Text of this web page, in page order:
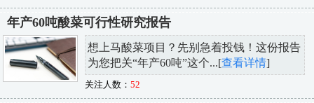
年产60吨酸菜可行性研究报告
想上马酸菜项目？先别急着投钱！这份报告
为您把关“年产60吨”这个...[查看详情]
关注人数： 52